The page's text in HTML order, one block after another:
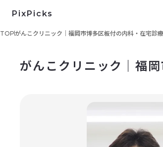
PixPicks
TOPがんこクリニック｜福岡市博多区板付の内科・在宅診療
がんこクリニック｜福